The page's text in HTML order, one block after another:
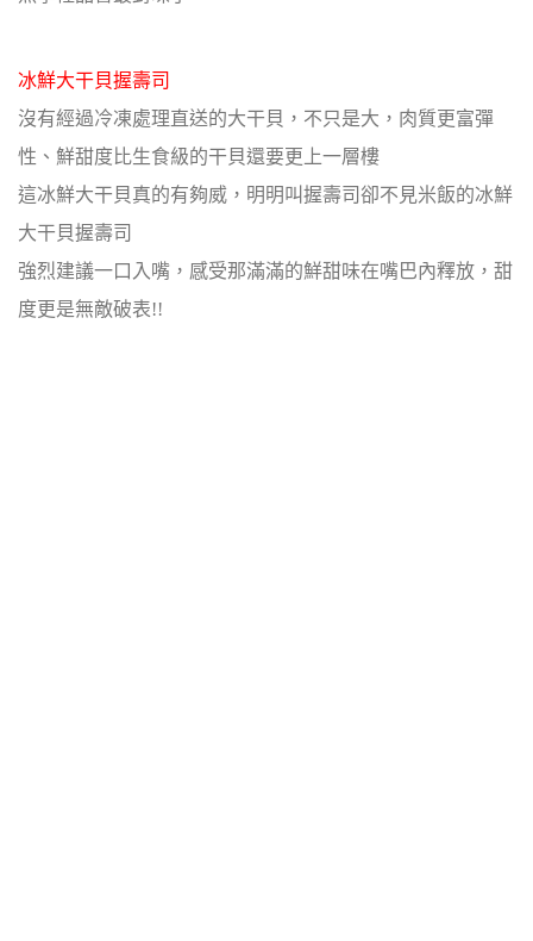
冰鮮大干貝握壽司
沒有經過冷凍處理直送的大干貝，不只是大，肉質更富彈
性、鮮甜度比生食級的干貝還要更上一層樓
這冰鮮大干貝真的有夠威，明明叫握壽司卻不見米飯的冰鮮
大干貝握壽司
強烈建議一口入嘴，感受那滿滿的鮮甜味在嘴巴內釋放，甜
度更是無敵破表!!